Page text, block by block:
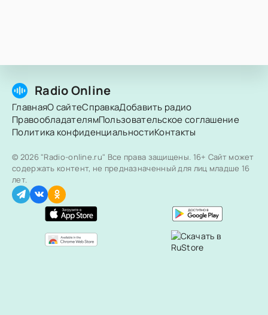
Radio Online
ГлавнаяО сайтеСправкаДобавить радио
ПравообладателямПользовательское соглашение
Политика конфиденциальностиКонтакты
© 2026 "Radio-online.ru" Все права защищены. 16+ Сайт может
содержать контент, не предназначенный для лиц младше 16
лет.